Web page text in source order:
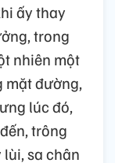
ấy thay
trong
nhiên một
mặt đường,
lúc đó,
trông
sa chân